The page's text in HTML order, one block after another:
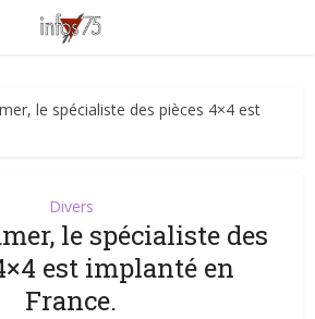
le spécialiste des pièces 4×4 est
Divers
le spécialiste des
est implanté en
France.